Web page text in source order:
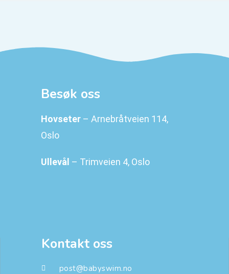
Besøk oss
Hovseter – Arnebråtveien 114,
Oslo
Ullevål – Trimveien 4, Oslo
Kontakt oss
post@babyswim.no